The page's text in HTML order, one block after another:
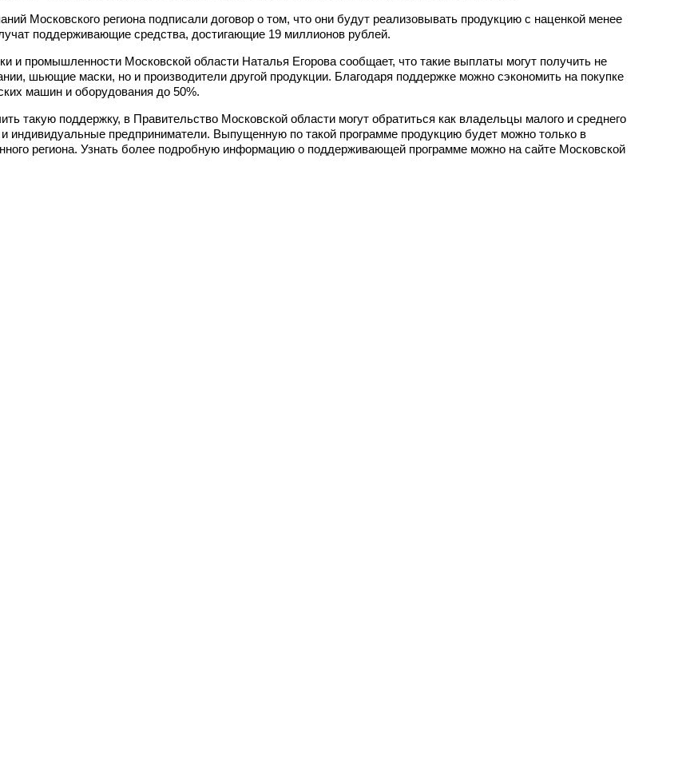
Московского региона подписали договор о том, что они будут реализовывать продукцию с наценкой менее
поддерживающие средства, достигающие 19 миллионов рублей.
и промышленности Московской области Наталья Егорова сообщает, что такие выплаты могут получить не
шьющие маски, но и производители другой продукции. Благодаря поддержке можно сэкономить на покупке
машин и оборудования до 50%.
такую поддержку, в Правительство Московской области могут обратиться как владельцы малого и среднего
и индивидуальные предприниматели. Выпущенную по такой программе продукцию будет можно только в
региона. Узнать более подробную информацию о поддерживающей программе можно на сайте Московской